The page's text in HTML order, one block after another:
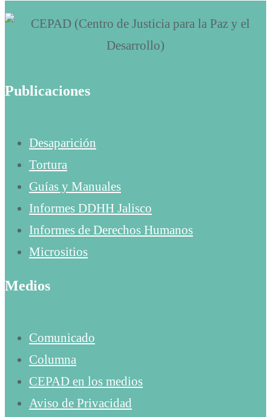
Publicaciones
Desaparición
Tortura
Guías y Manuales
Informes DDHH Jalisco
Informes de Derechos Humanos
Micrositios
Medios
Comunicado
Columna
CEPAD en los medios
Aviso de Privacidad